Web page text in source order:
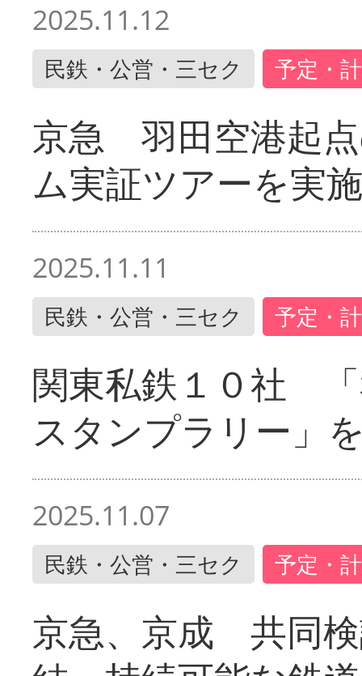
2025.11.12
民鉄・公営・三セク 予定・
京急 羽田空港起
ム実証ツアーを実施
2025.11.11
民鉄・公営・三セク 予定・
関東私鉄１０社
スタンプラリー」
2025.11.07
民鉄・公営・三セク 予定・
京急、京成 共同